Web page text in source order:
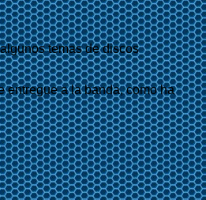
temas de discos
entregue a la banda, como ha